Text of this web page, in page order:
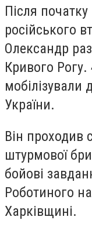
Після
російського
Олександр
Кривого Рогу.
мобілізували
України.
Він проходив
штурмової
бойові
Роботиного
Харківщині.